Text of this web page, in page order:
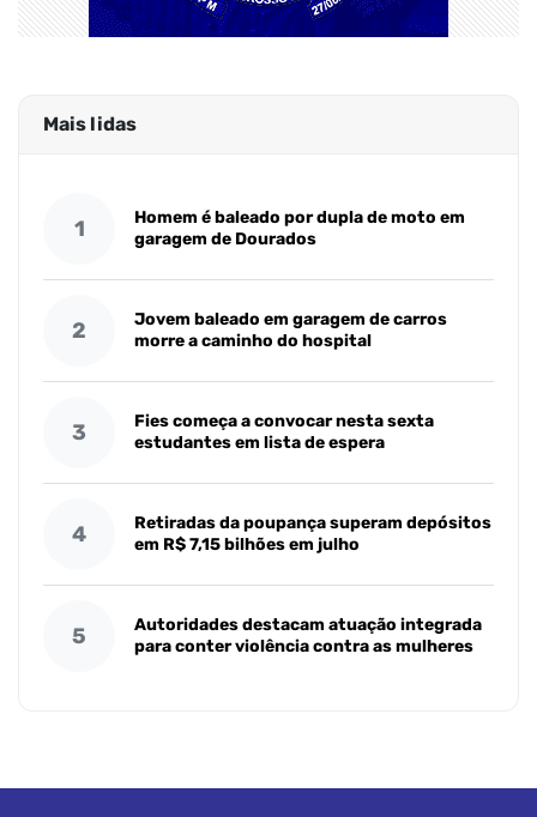
Mais lidas
1
Homem é baleado por dupla de moto em
garagem de Dourados
2
Jovem baleado em garagem de carros
morre a caminho do hospital
3
Fies começa a convocar nesta sexta
estudantes em lista de espera
4
Retiradas da poupança superam depósitos
em R$ 7,15 bilhões em julho
5
Autoridades destacam atuação integrada
para conter violência contra as mulheres